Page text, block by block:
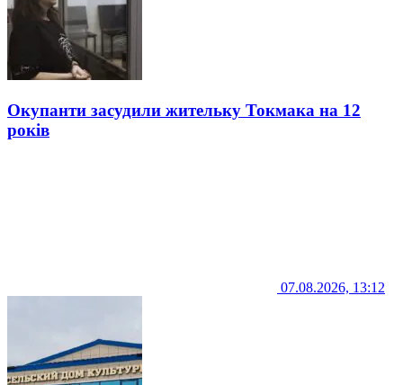
Окупанти засудили жительку Токмака на 12
років
07.08.2026, 13:12